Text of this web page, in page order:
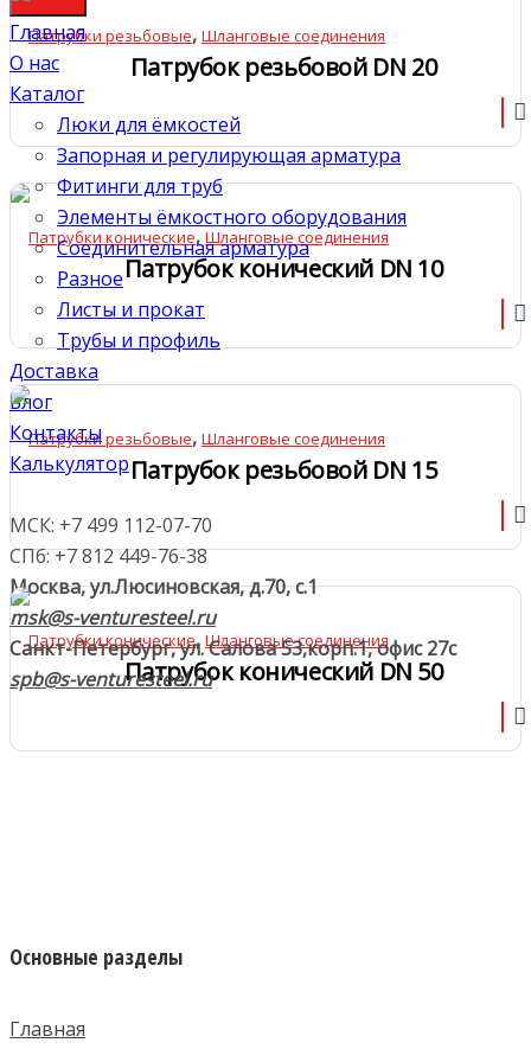
Главная
О нас
Каталог
Люки для ёмкостей
Запорная и регулирующая арматура
Фитинги для труб
Элементы ёмкостного оборудования
Соединительная арматура
Разное
Листы и прокат
Трубы и профиль
Доставка
Блог
Контакты
Калькулятор
МСК: +7 499 112-07-70
СПб: +7 812 449-76-38
Москва, ул.Люсиновская, д.70, с.1
msk@s-venturesteel.ru
Санкт-Петербург, ул. Салова 53,корп.1, офис 27с
spb@s-venturesteel.ru
Патрубки резьбовые, Шланговые соединения
Патрубок резьбовой DN 20
Патрубки конические, Шланговые соединения
Патрубок конический DN 10
Патрубки резьбовые, Шланговые соединения
Патрубок резьбовой DN 15
Патрубки конические, Шланговые соединения
Патрубок конический DN 50
Основные разделы
Главная